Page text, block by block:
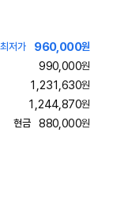
최저가 960,000원
990,000원
1,231,630원
1,244,870원
현금
880,000원